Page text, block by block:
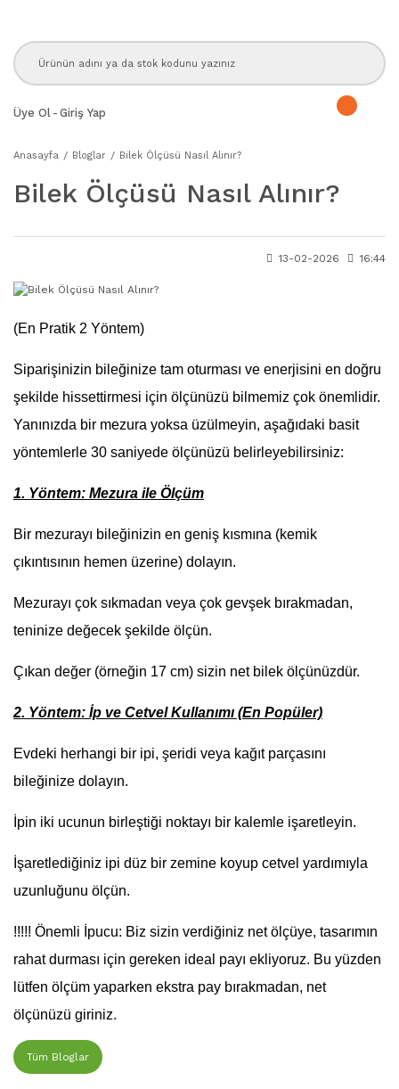
Üye Ol - Giriş Yap
Anasayfa Bloglar Bilek Ölçüsü Nasıl Alınır?
Bilek Ölçüsü Nasıl Alınır?
13-02-2026 16:44
(En Pratik 2 Yöntem)
​Siparişinizin bileğinize tam oturması ve enerjisini en doğru
şekilde hissettirmesi için ölçünüzü bilmemiz çok önemlidir.
Yanınızda bir mezura yoksa üzülmeyin, aşağıdaki basit
yöntemlerle 30 saniyede ölçünüzü belirleyebilirsiniz:
1. Yöntem: Mezura ile Ölçüm
​Bir mezurayı bileğinizin en geniş kısmına (kemik
çıkıntısının hemen üzerine) dolayın.
​Mezurayı çok sıkmadan veya çok gevşek bırakmadan,
teninize değecek şekilde ölçün.
​Çıkan değer (örneğin 17 cm) sizin net bilek ölçünüzdür.
2. Yöntem: İp ve Cetvel Kullanımı (En Popüler)
​Evdeki herhangi bir ipi, şeridi veya kağıt parçasını
bileğinize dolayın.
​İpin iki ucunun birleştiği noktayı bir kalemle işaretleyin.
​İşaretlediğiniz ipi düz bir zemine koyup cetvel yardımıyla
uzunluğunu ölçün.
!!!!! Önemli İpucu: Biz sizin verdiğiniz net ölçüye, tasarımın
rahat durması için gereken ideal payı ekliyoruz. Bu yüzden
lütfen ölçüm yaparken ekstra pay bırakmadan, net
ölçünüzü giriniz.
Tüm Bloglar